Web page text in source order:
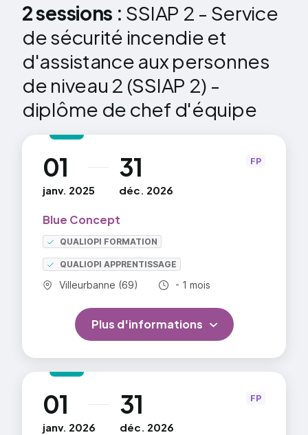
2 sessions : SSIAP 2 - Service
de sécurité incendie et
d'assistance aux personnes
de niveau 2 (SSIAP 2) -
diplôme de chef d'équipe
01
janv. 2025
au 31
déc. 2026
Blue Concept
QUALIOPI FORMATION
QUALIOPI APPRENTISSAGE
Commune :
Villeurbanne (69) Durée totale :
- 1 mois
FP
Plus d'informations
01
janv. 2026
au 31
déc. 2026
FP